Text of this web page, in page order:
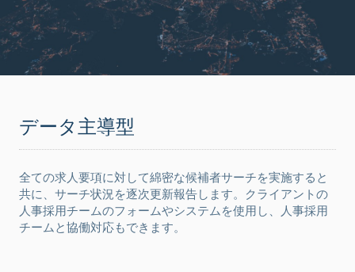
データ主導型
全ての求人要項に対して綿密な候補者サーチを実施すると
共に、サーチ状況を逐次更新報告します。クライアントの
人事採用チームのフォームやシステムを使用し、人事採用
チームと協働対応もできます。